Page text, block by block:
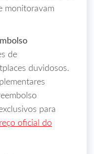
monitoravam
de
duvidosos.
para
oficial do